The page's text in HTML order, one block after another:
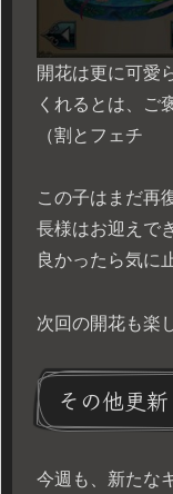
開花は更に可愛
くれるとは、ご
（割とフェチ
この子はまだ再
長様はお迎えで
良かったら気に
次回の開花も楽
その他更
今週も、新たな